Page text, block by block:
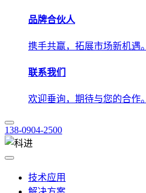
品牌合伙人
携手共赢，拓展市场新机遇。
联系我们
欢迎垂询，期待与您的合作。
138-0904-2500
技术应用